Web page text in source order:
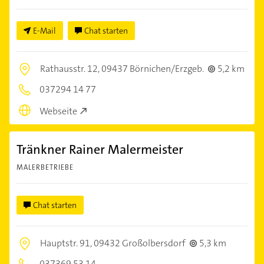
E-Mail Chat starten
Rathausstr. 12,09437 Börnichen/Erzgeb.
5,2 km
037294 14 77
Webseite
Tränkner Rainer Malermeister
MALERBETRIEBE
Chat starten
Hauptstr. 91,09432 Großolbersdorf
5,3 km